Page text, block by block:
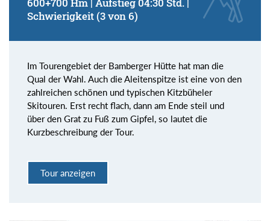
600+700 Hm | Aufstieg 04:30 Std. |
Schwierigkeit (3 von 6)
Im Tourengebiet der Bamberger Hütte hat man die
Qual der Wahl. Auch die Aleitenspitze ist eine von den
zahlreichen schönen und typischen Kitzbüheler
Skitouren. Erst recht flach, dann am Ende steil und
über den Grat zu Fuß zum Gipfel, so lautet die
Kurzbeschreibung der Tour.
Tour anzeigen